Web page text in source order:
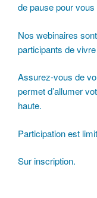
de pause pour
Nos webinaires
participants de
Assurez-vous de
permet d’allumer
haute.
Participation est
Sur inscription.